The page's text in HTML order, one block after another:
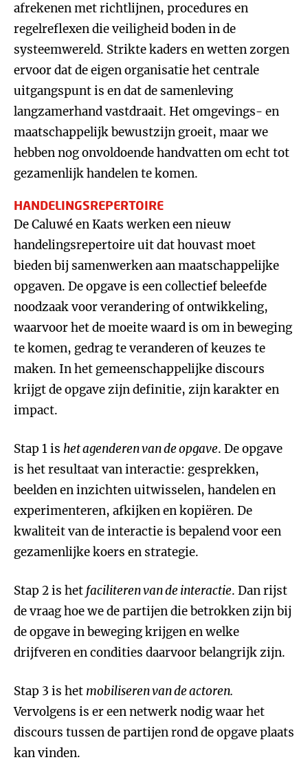
afrekenen met richtlijnen, procedures en
regelreflexen die veiligheid boden in de
systeemwereld. Strikte kaders en wetten zorgen
ervoor dat de eigen organisatie het centrale
uitgangspunt is en dat de samenleving
langzamerhand vastdraait. Het omgevings- en
maatschappelijk bewustzijn groeit, maar we
hebben nog onvoldoende handvatten om echt tot
gezamenlijk handelen te komen.
HANDELINGSREPERTOIRE
De Caluwé en Kaats werken een nieuw
handelingsrepertoire uit dat houvast moet
bieden bij samenwerken aan maatschappelijke
opgaven. De opgave is een collectief beleefde
noodzaak voor verandering of ontwikkeling,
waarvoor het de moeite waard is om in beweging
te komen, gedrag te veranderen of keuzes te
maken. In het gemeenschappelijke discours
krijgt de opgave zijn definitie, zijn karakter en
impact.
Stap 1 is het agenderen van de opgave. De opgave
is het resultaat van interactie: gesprekken,
beelden en inzichten uitwisselen, handelen en
experimenteren, afkijken en kopiëren. De
kwaliteit van de interactie is bepalend voor een
gezamenlijke koers en strategie.
Stap 2 is het faciliteren van de interactie. Dan rijst
de vraag hoe we de partijen die betrokken zijn bij
de opgave in beweging krijgen en welke
drijfveren en condities daarvoor belangrijk zijn.
Stap 3 is het mobiliseren van de actoren.
Vervolgens is er een netwerk nodig waar het
discours tussen de partijen rond de opgave plaats
kan vinden.